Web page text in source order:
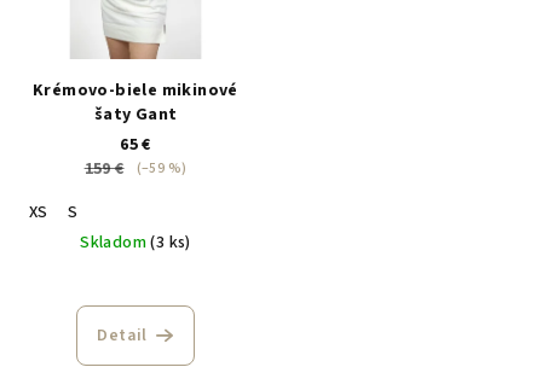
Krémovo-biele mikinové
šaty Gant
65 €
159 €
(–59 %)
XS
S
Skladom(3 ks)
Detail